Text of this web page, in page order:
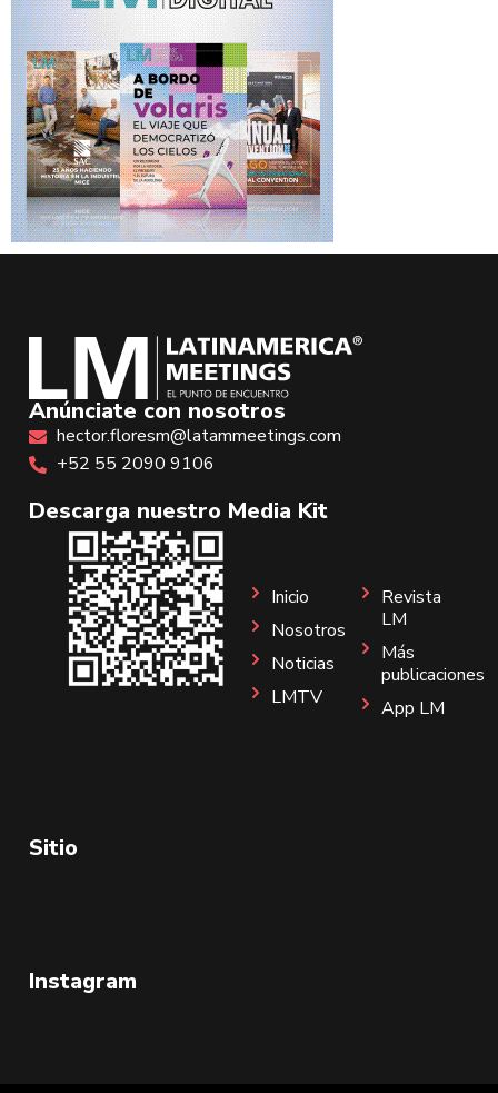
Anúnciate con nosotros
hector.floresm@latammeetings.com
+52 55 2090 9106
Descarga nuestro Media Kit
Sitio
Inicio
Nosotros
Noticias
LMTV
Revista
LM
Más
publicaciones
App LM
Instagram